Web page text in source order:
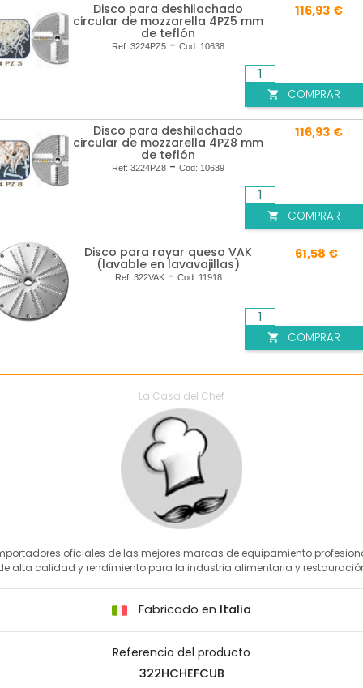
La Casa del Chef
oficiales de las mejores marcas de equipamiento
alta calidad y rendimiento para la industria alimentaria y
Fabricado en Italia
Referencia del producto
322HCHEFCUB
Disco para deshilachado
circular de mozzarella 4PZ5 mm
de teflón
Ref: 3224PZ5 - Cod: 10638
116,93 €
 COMPRAR
Disco para deshilachado
circular de mozzarella 4PZ8 mm
de teflón
Ref: 3224PZ8 - Cod: 10639
116,93 €
 COMPRAR
Disco para rayar queso VAK
(lavable en lavavajillas)
Ref: 322VAK- Cod: 11918
61,58 €
 COMPRAR